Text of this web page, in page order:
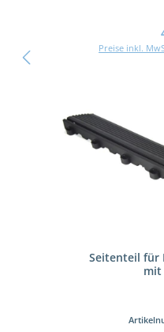
Preise inkl.
Seitenteil für
mit